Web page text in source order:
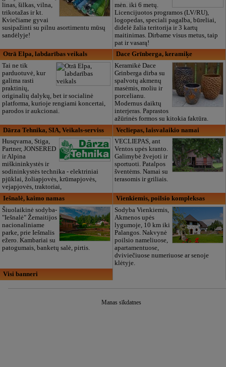
linas, šilkas, vilna,
trikotažas ir kt.
Kviečiame gyvai
susipažinti su pilnu asortimentu mūsų
sandėlyje!
mėn. iki 6 metų.
Licencijuotos programos (LV/RU),
logopedas, speciali pagalba, būreliai,
didelė žalia teritorija ir 3 kartų
maitinimas. Dirbame visus metus, taip
pat ir vasarą!
Otrā Elpa, labdarības veikals
Tai ne tik
parduotuvė, kur
galima rasti
praktinių,
originalių dalykų, bet ir socialinė
platforma, kurioje rengiami koncertai,
parodos ir aukcionai.
Dace Grīnberga, keramiķe
Keramikė Dace
Grinberga dirba su
spalvotų akmenų
masėmis, moliu ir
porcelianu.
Modernus daiktų
interjeras. Paprastos
ažūrinės formos su kitokia faktūra.
Dārza Tehnika, SIA, Veikals-serviss
Husqvarna, Stiga,
Partner, JONSERED
ir Alpina
miškininkystės ir
sodininkystės technika - elektriniai
pjūklai, žoliapjovės, krūmapjovės,
vejapjovės, traktoriai,
Vecliepas, laisvalaikio namai
VECLIEPAS, ant
Ventos upės kranto.
Galimybė žvejoti ir
sportuoti. Patalpos
šventėms. Namai su
terasomis ir griliais.
Iešnalė, kaimo namas
Šiuolaikinė sodyba-
"Iešnalė" Žemaitijos
nacionaliniame
parke, prie Iešmalis
ežero. Kambariai su
patogumais, banketų salė, pirtis.
Vienkiemis, poilsio kompleksas
Sodyba Vienkiemis,
Akmenos upės
lygumoje, 10 km iki
Palangos. Nakvynė
poilsio nameliuose,
apartamentuose,
dviviečiuose numeriuose ar senoje
klėtyje.
Visi banneri
Manas sīkdatnes